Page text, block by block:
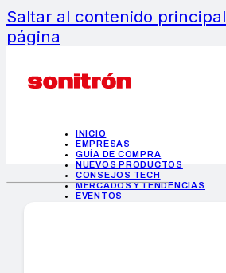
Saltar al contenido principal
página
INICIO
EMPRESAS
GUÍA DE COMPRA
NUEVOS PRODUCTOS
CONSEJOS TECH
MERCADOS Y TENDENCIAS
EVENTOS